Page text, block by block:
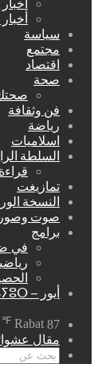
أخبار
سياسة
مجتمع
اقتصاد
صحة
فن وثقافة
رياضة
اسلاميات
السلطة
تمازيغت
النسخة
صوت
برامج
في
أيور – ⴰⵢⵓⵔ
Rabat 87
℉
مقال